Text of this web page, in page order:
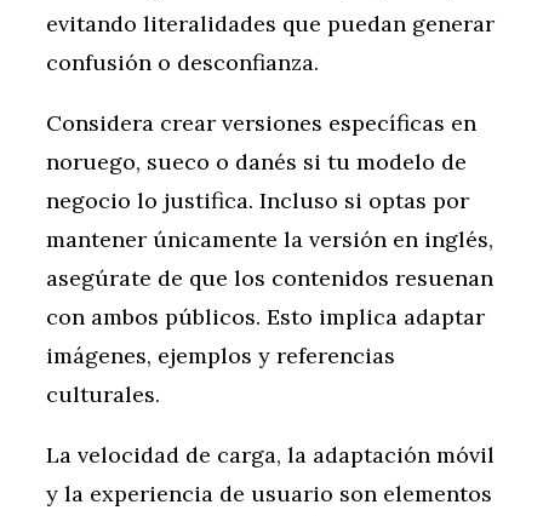
evitando literalidades que puedan generar
confusión o desconfianza.
Considera crear versiones específicas en
noruego, sueco o danés si tu modelo de
negocio lo justifica. Incluso si optas por
mantener únicamente la versión en inglés,
asegúrate de que los contenidos resuenan
con ambos públicos. Esto implica adaptar
imágenes, ejemplos y referencias
culturales.
La velocidad de carga, la adaptación móvil
y la experiencia de usuario son elementos